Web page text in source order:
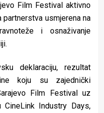
Film Festival aktivno
usmjerena na
i osnaživanje
deklaraciju, rezultat
koju su zajednički
Film Festival uz
CineLink Industry Days,